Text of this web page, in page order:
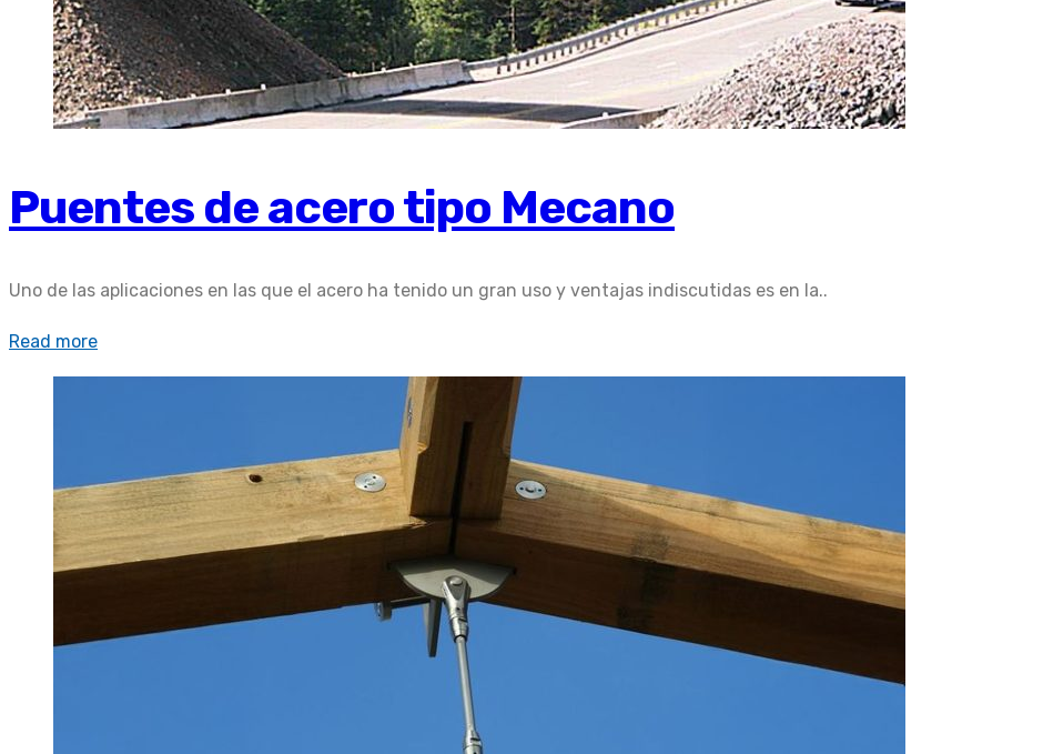
Puentes de acero tipo Mecano
Uno de las aplicaciones en las que el acero ha tenido un gran uso y ventajas indiscutidas es en la..
Read more